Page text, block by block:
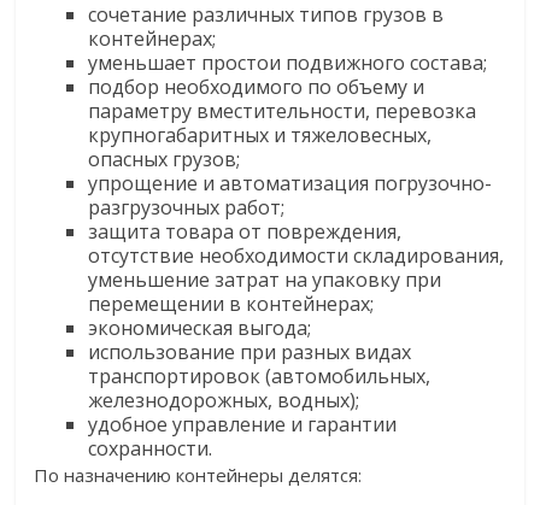
сочетание различных типов грузов в
контейнерах;
уменьшает простои подвижного состава;
подбор необходимого по объему и
параметру вместительности, перевозка
крупногабаритных и тяжеловесных,
опасных грузов;
упрощение и автоматизация погрузочно-
разгрузочных работ;
защита товара от повреждения,
отсутствие необходимости складирования,
уменьшение затрат на упаковку при
перемещении в контейнерах;
экономическая выгода;
использование при разных видах
транспортировок (автомобильных,
железнодорожных, водных);
удобное управление и гарантии
сохранности.
По назначению контейнеры делятся: